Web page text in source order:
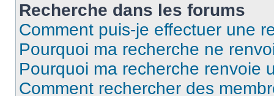
Recherche dans les forums
Comment puis-je effectuer une
Pourquoi ma recherche ne
Pourquoi ma recherche renvoie
Comment rechercher des